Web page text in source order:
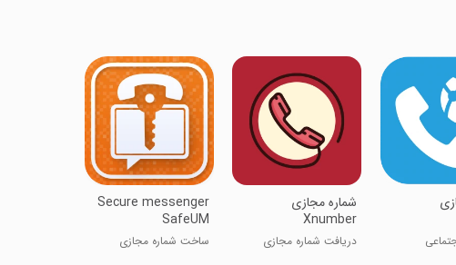
‏‏‏‏‏‏‏‏‏‏‏شماره مجازی
Xnumber
دریافت شماره مجازی
Secure messenger
SafeUM
ساخت شماره مجازی